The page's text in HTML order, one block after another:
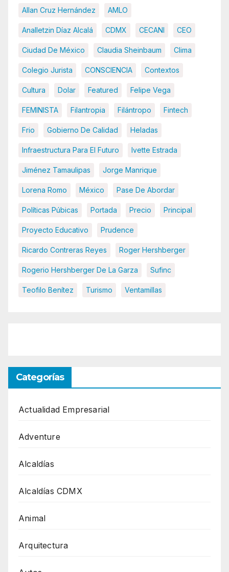
Allan Cruz Hernández AMLO
Analletzin Díaz Alcalá CDMX CECANI CEO
Ciudad De México Claudia Sheinbaum Clima
Colegio Jurista CONSCIENCIA Contextos
Cultura Dolar Featured Felipe Vega
FEMINISTA Filantropia Filántropo Fintech
Frio Gobierno De Calidad Heladas
Infraestructura Para El Futuro Ivette Estrada
Jiménez Tamaulipas Jorge Manrique
Lorena Romo México Pase De Abordar
Políticas Púbicas Portada Precio Principal
Proyecto Educativo Prudence
Ricardo Contreras Reyes Roger Hershberger
Rogerio Hershberger De La Garza Sufinc
Teofilo Benítez Turismo Ventamillas
Categorías
Actualidad Empresarial
Adventure
Alcaldías
Alcaldías CDMX
Animal
Arquitectura